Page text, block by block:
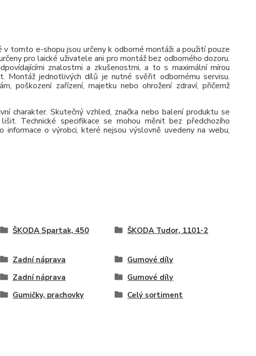
tomto e-shopu jsou určeny k odborné montáži a použití pouze
pro laické uživatele ani pro montáž bez odborného dozoru.
znalostmi a zkušenostmi, a to s maximální mírou
jednotlivých dílů je nutné svěřit odbornému servisu.
poškození zařízení, majetku nebo ohrožení zdraví, přičemž
charakter. Skutečný vzhled, značka nebo balení produktu se
Technické specifikace se mohou měnit bez předchozího
o výrobci, které nejsou výslovně uvedeny na webu,
ŠKODA Spartak, 450 ŠKODA Tudor, 1101-2
Zadní náprava
Gumové díly
Zadní náprava
Gumové díly
Gumičky, prachovky
Celý sortiment